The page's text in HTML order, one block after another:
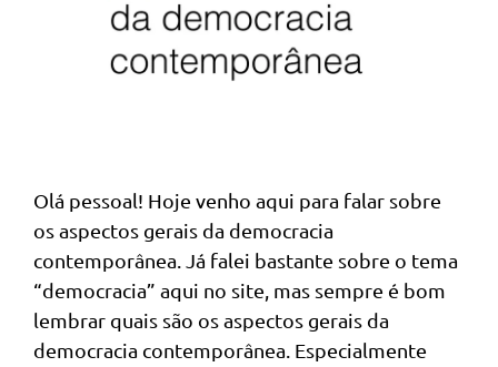
Olá pessoal! Hoje venho aqui para falar sobre
os aspectos gerais da democracia
contemporânea. Já falei bastante sobre o tema
“democracia” aqui no site, mas sempre é bom
lembrar quais são os aspectos gerais da
democracia contemporânea. Especialmente